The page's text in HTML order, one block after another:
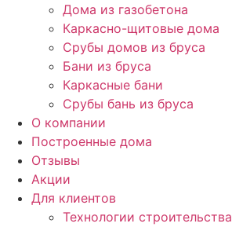
Дома из газобетона
Каркасно-щитовые дома
Срубы домов из бруса
Бани из бруса
Каркасные бани
Срубы бань из бруса
О компании
Построенные дома
Отзывы
Акции
Для клиентов
Технологии строительства